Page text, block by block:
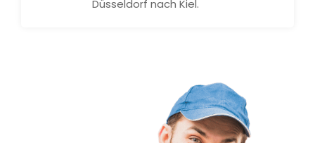
Düsseldorf nach Kiel.